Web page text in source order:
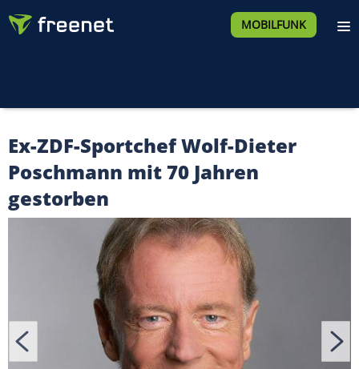
MOBILFUNK
Ex-ZDF-Sportchef Wolf-Dieter
Poschmann mit 70 Jahren
gestorben